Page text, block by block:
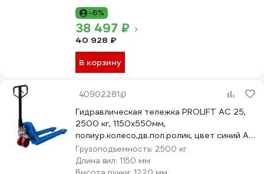
-6%
38 497 ₽
40 928 ₽
В корзину
40902281
Гидравлическая тележка PROLIFT AC 25,
2500 кг, 1150х550мм,
полиур.колесо,дв.пол.ролик, цвет синий AC
25-1150x550-P/P-B
Грузоподъемность: 2500 кг
Длина вил: 1150 мм